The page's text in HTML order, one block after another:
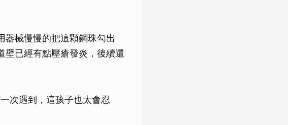
器械慢慢的把這顆鋼珠勾出
壁已經有點壓瘡發炎，後續還
次遇到，這孩子也太會忍